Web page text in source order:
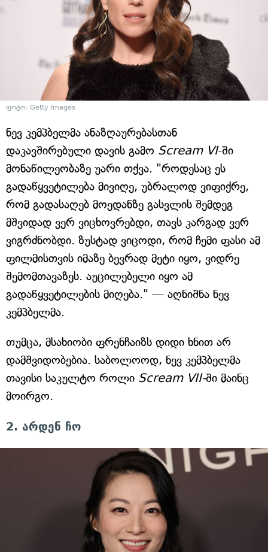
ფოტო: Getty Images
ნევ კემპბელმა ანაზღაურებასთან
დაკავშირებული დავის გამო Scream VI-ში
მონაწილეობაზე უარი თქვა. "როდესაც ეს
გადაწყვეტილება მივიღე, უბრალოდ ვიფიქრე,
რომ გადასაღებ მოედანზე გასვლის შემდეგ
მშვიდად ვერ ვიცხოვრებდი, თავს კარგად ვერ
ვიგრძნობდი. ზუსტად ვიცოდი, რომ ჩემი ფასი ამ
ფილმისთვის იმაზე ბევრად მეტი იყო, ვიდრე
შემომთავაზეს. აუცილებელი იყო ამ
გადაწყვეტილების მიღება." — აღნიშნა ნევ
კემპბელმა.
თუმცა, მსახიობი ფრენჩაიზს დიდი ხნით არ
დამშვიდობებია. საბოლოოდ, ნევ კემპბელმა
თავისი საკულტო როლი Scream VII-ში მაინც
მოირგო.
2. არდენ ჩო